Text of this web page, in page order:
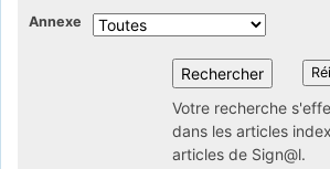
Annexe
Votre recherche
dans les articles
articles de Sign@l.